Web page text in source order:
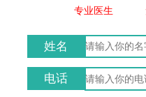
专业医生
姓名
电话